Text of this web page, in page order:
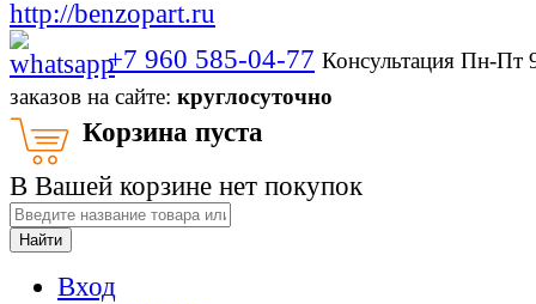
+7 960 585-04-77 Консультация Пн-
заказов на сайте: круглосуточно
Корзина пуста
В Вашей корзине нет покупок
Найти
Вход